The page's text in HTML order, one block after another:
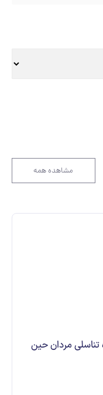
مشاهده همه
مردان حین